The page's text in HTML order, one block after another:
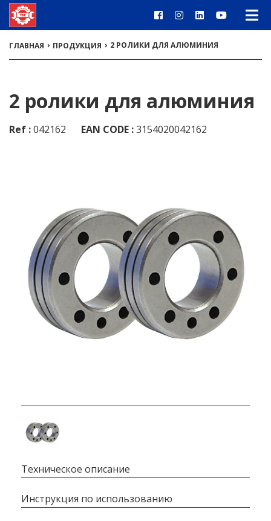
ГЛАВНАЯ › ПРОДУКЦИЯ › 2 РОЛИКИ ДЛЯ АЛЮМИНИЯ
2 ролики для алюминия
Ref :042162 EAN CODE :3154020042162
Техническое описание
Инструкция по использованию